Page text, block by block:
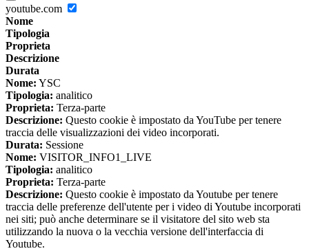
youtube.com
Nome
Tipologia
Proprieta
Descrizione
Durata
Nome: YSC
Tipologia: analitico
Proprieta: Terza-parte
Descrizione: Questo cookie è impostato da YouTube per tenere
traccia delle visualizzazioni dei video incorporati.
Durata: Sessione
Nome: VISITOR_INFO1_LIVE
Tipologia: analitico
Proprieta: Terza-parte
Descrizione: Questo cookie è impostato da Youtube per tenere
traccia delle preferenze dell'utente per i video di Youtube incorporati
nei siti; può anche determinare se il visitatore del sito web sta
utilizzando la nuova o la vecchia versione dell'interfaccia di
Youtube.